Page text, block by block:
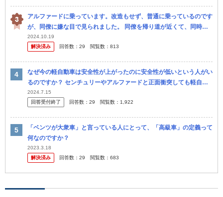
アルファードに乗っています。改造もせず、普通に乗っているのです
が、同僚に嫌な目で見られました。 同僚を帰り道が近くて、同時間
帯に退勤したので、乗せて行こうかといいました。 しかし、『ヤク
ザや反社...
2024.10.19
解決済み
回答数： 29 閲覧数： 813
なぜ今の軽自動車は安全性が上がったのに安全性が低いという人がい
るのですか？ センチュリーやアルファードと正面衝突しても軽自動
車が勝つ！ ダイハツタントは30キロでぶつかっても怪我しなかった
よ
2024.7.15
回答受付終了
回答数： 29 閲覧数： 1,922
「ベンツが大衆車」と言っている人にとって、「高級車」の定義って
何なのですか？
2023.3.18
解決済み
回答数： 29 閲覧数： 683